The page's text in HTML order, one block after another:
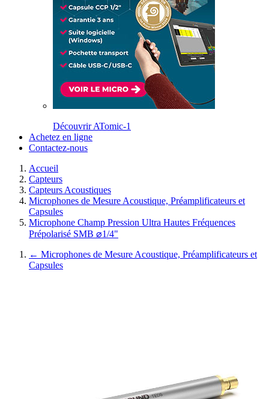
Découvrir ATomic-1
Achetez en ligne
Contactez-nous
Accueil
Capteurs
Capteurs Acoustiques
Microphones de Mesure Acoustique, Préamplificateurs et
Capsules
Microphone Champ Pression Ultra Hautes Fréquences
Prépolarisé SMB ⌀1/4"
← Microphones de Mesure Acoustique, Préamplificateurs et
Capsules